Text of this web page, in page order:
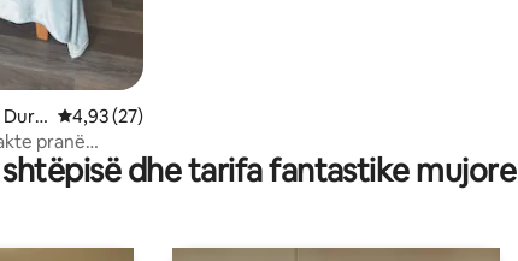
Durh Vlerësimi mesatar 4,93 nga 5, 27 vlerësime
4,93 (27)
pranë
dhe tarifa fantastike mujore